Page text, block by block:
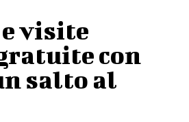
visite
con
salto al